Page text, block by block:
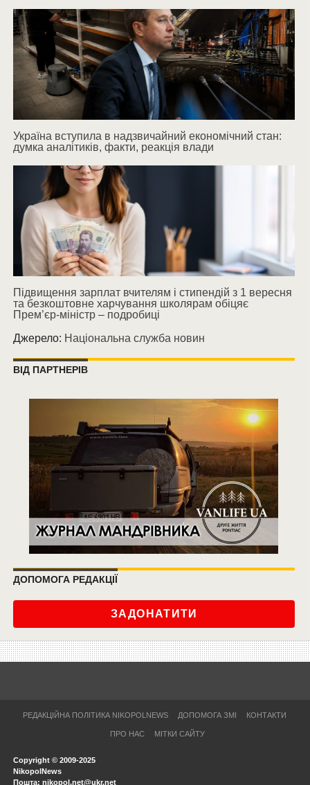
Україна вступила в надзвичайний економічний стан:
думка аналітиків, факти, реакція влади
Підвищення зарплат вчителям і стипендій з 1 вересня
та безкоштовне харчування школярам обіцяє
Прем’єр-міністр – подробиці
Джерело: Національна служба новин
ВІД ПАРТНЕРІВ
ДОПОМОГА РЕДАКЦІЇ
ЗАДОНАТИТИ
РЕДАКЦІЙНА ПОЛІТИКА NIKOPOLNEWS ДОПОМОГА ЗМІ КОНТАКТИ
ПРО НАС МІТКИ САЙТУ
Copyright © 2009-2025
NikopolNews
Пошта: nikopol.net@ukr.net